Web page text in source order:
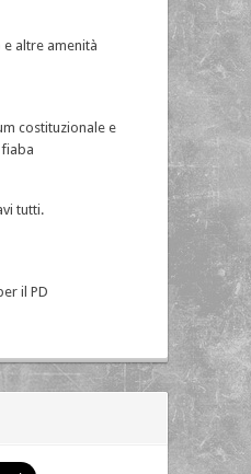
e altre amenità
costituzionale e
tutti.
il PD